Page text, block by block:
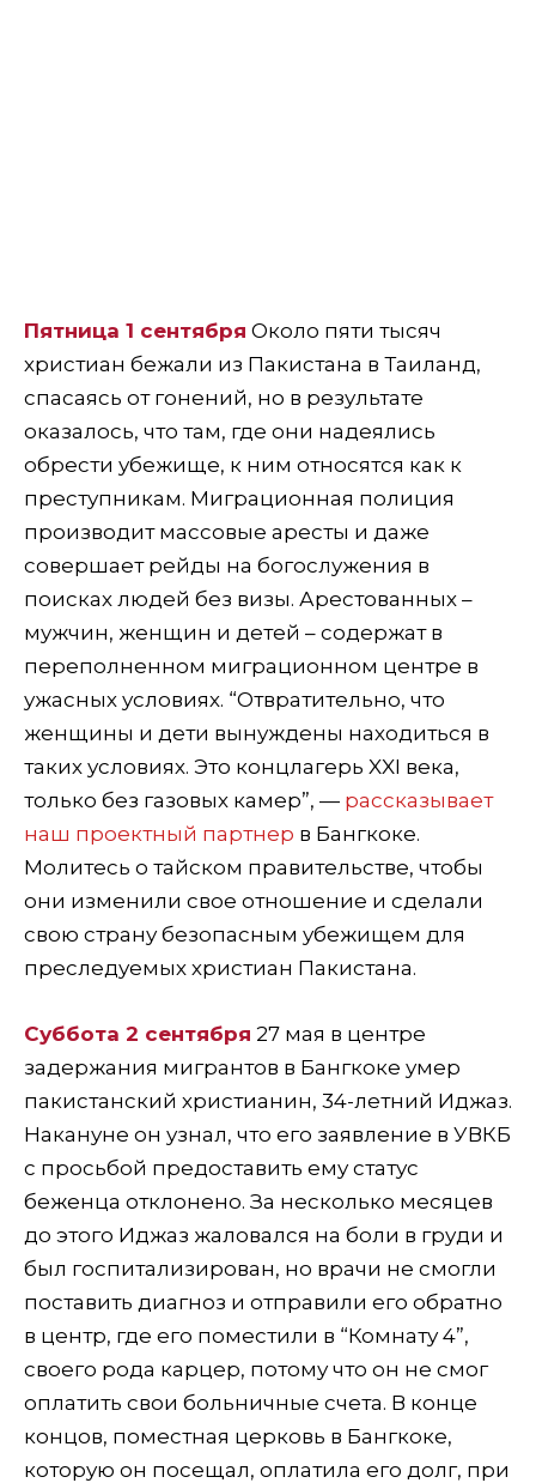
Пятница 1 сентября Около пяти тысяч
христиан бежали из Пакистана в Таиланд,
спасаясь от гонений, но в результате
оказалось, что там, где они надеялись
обрести убежище, к ним относятся как к
преступникам. Миграционная полиция
производит массовые аресты и даже
совершает рейды на богослужения в
поисках людей без визы. Арестованных –
мужчин, женщин и детей – содержат в
переполненном миграционном центре в
ужасных условиях. “Отвратительно, что
женщины и дети вынуждены находиться в
таких условиях. Это концлагерь XXI века,
только без газовых камер”, — рассказывает
наш проектный партнер в Бангкоке.
Молитесь о тайском правительстве, чтобы
они изменили свое отношение и сделали
свою страну безопасным убежищем для
преследуемых христиан Пакистана.
Суббота 2 сентября 27 мая в центре
задержания мигрантов в Бангкоке умер
пакистанский христианин, 34-летний Иджаз.
Накануне он узнал, что его заявление в УВКБ
с просьбой предоставить ему статус
беженца отклонено. За несколько месяцев
до этого Иджаз жаловался на боли в груди и
был госпитализирован, но врачи не смогли
поставить диагноз и отправили его обратно
в центр, где его поместили в “Комнату 4”,
своего рода карцер, потому что он не смог
оплатить свои больничные счета. В конце
концов, поместная церковь в Бангкоке,
которую он посещал, оплатила его долг, при